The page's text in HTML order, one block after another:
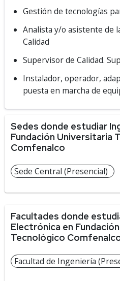
Gestión de tecnologías
Analista y/o asistente de
Calidad
Supervisor de Calidad.
Instalador, operador,
puesta en marcha de
Sedes donde estudiar
Fundación Universitaria
Comfenalco
Sede Central (Presencial)
Facultades donde
Electrónica en
Tecnológico
Facultad de Ingeniería